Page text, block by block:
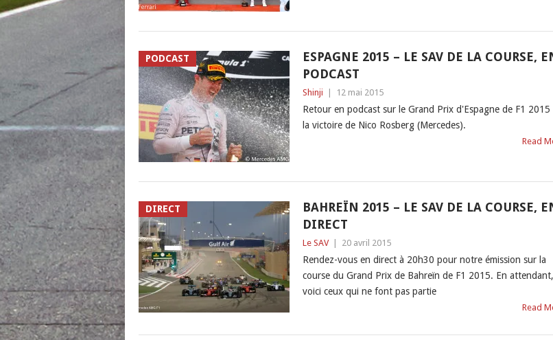
PODCAST
ESPAGNE 2015 – LE SAV DE LA COURSE,
PODCAST
Shinji 12 mai 2015
Retour en podcast sur le Grand Prix d'Espagne de F1 2015
la victoire de Nico Rosberg (Mercedes).
Read
DIRECT
BAHREÏN 2015 – LE SAV DE LA COURSE,
DIRECT
Le SAV 20 avril 2015
Rendez-vous en direct à 20h30 pour notre émission sur la
course du Grand Prix de Bahreïn de F1 2015. En attendant,
voici ceux qui ne font pas partie
Read